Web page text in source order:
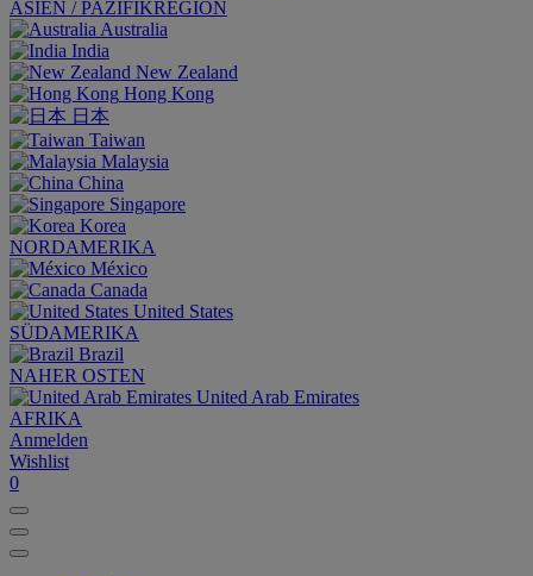
ASIEN / PAZIFIKREGION
Australia
India
New Zealand
Hong Kong
日本
Taiwan
Malaysia
China
Singapore
Korea
NORDAMERIKA
México
Canada
United States
SÜDAMERIKA
Brazil
NAHER OSTEN
United Arab Emirates
AFRIKA
Anmelden
Wishlist
0